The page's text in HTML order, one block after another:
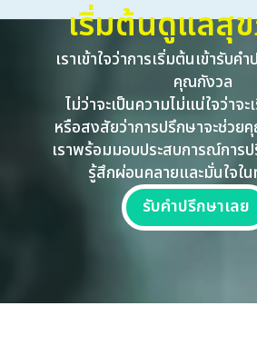
เริ่มต้นดูแลสุ
เราเข้าใจว่าการเริ่มต้นเข้ารับค
คุณกังวล
ไม่ว่าจะเป็นความไม่แน่ใจว่าจ
หรือสงสัยว่าการปรึกษาจะช่วย
เราพร้อมมอบประสบการณ์การ
รู้สึกผ่อนคลายและมั่นใจใ
รับคำปรึกษาเลย